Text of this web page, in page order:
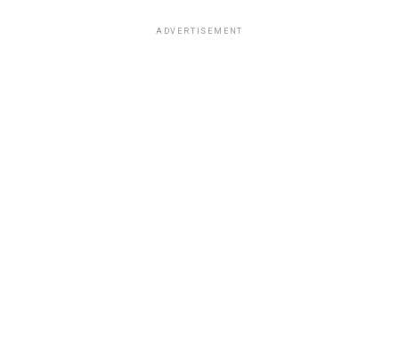
ADVERTISEMENT